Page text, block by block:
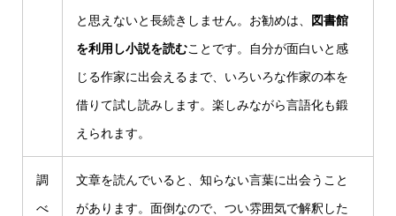
と思えないと長続きしません。お勧めは、 図書館
を利用し小説を読むことです。自分が面白いと感
じる作家に出会えるまで、いろいろな作家の本を
借りて試し読みします。楽しみながら言語化も鍛
えられます。
調
べ
文章を読んでいると、知らない言葉に出会うこと
があります。面倒なので、つい雰囲気で解釈した